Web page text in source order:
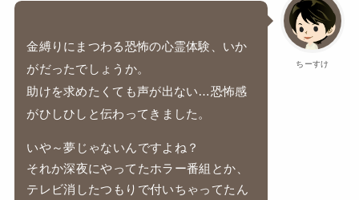
ちーすけ
金縛りにまつわる恐怖の心霊体験、いか
がだったでしょうか。
助けを求めたくても声が出ない…恐怖感
がひしひしと伝わってきました。
いや～夢じゃないんですよね？
それか深夜にやってたホラー番組とか、
テレビ消したつもりで付いちゃってたん